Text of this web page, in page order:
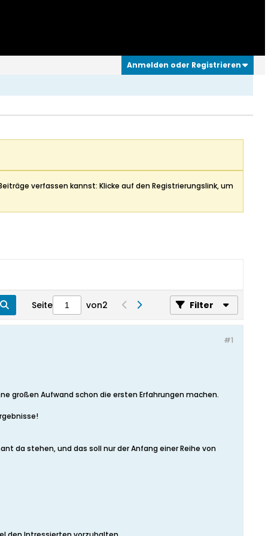
Anmelden oder Registrieren
verfassen kannst: Klicke auf den Registrierungslink, um
Seite von2 Filter
#1
großen Aufwand schon die ersten Erfahrungen machen.
da stehen, und das soll nur der Anfang einer Reihe von